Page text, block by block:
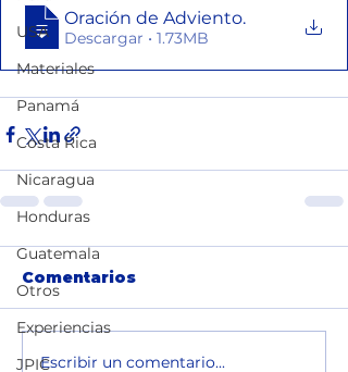
USA
Materiales
Panamá
Costa Rica
Nicaragua
Honduras
Guatemala
Otros
Experiencias
JPIC
Oración de Adviento.
Descargar • 1.73MB
Comentarios
Escribir un comentario...